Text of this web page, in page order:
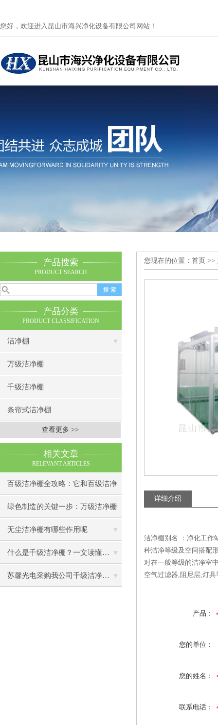
您好，欢迎进入昆山市海兴净化设备有限公司网站！
产品搜索
PRODUCT SEARCH
产品分类
PRODUCT CLASSIFICATION
洁净棚
万级洁净棚
千级洁净棚
条帘式洁净棚
查看更多 >>
相关文章
RELEVANT ARTICLES
百级洁净棚全攻略：它和百级洁净
室到底有什么区别？
绿色制造的关键一步：万级洁净棚
助力环保型半导体产业发展
无尘洁净棚有哪些作用呢
什么是千级洁净棚？一文读懂其结构特点与局部净化优势
苏馨光电采购我公司千级洁净棚普通工作台一批（7月07日）已顺利交货
您现在的位置： 首页 >>
详细介绍
洁净棚别名 ：净化工作
种洁净等级及空间搭配
对在一般等级的洁净室
空气过滤器,阻尼层,灯
产品：
您的单位：
您的姓名：
联系电话：